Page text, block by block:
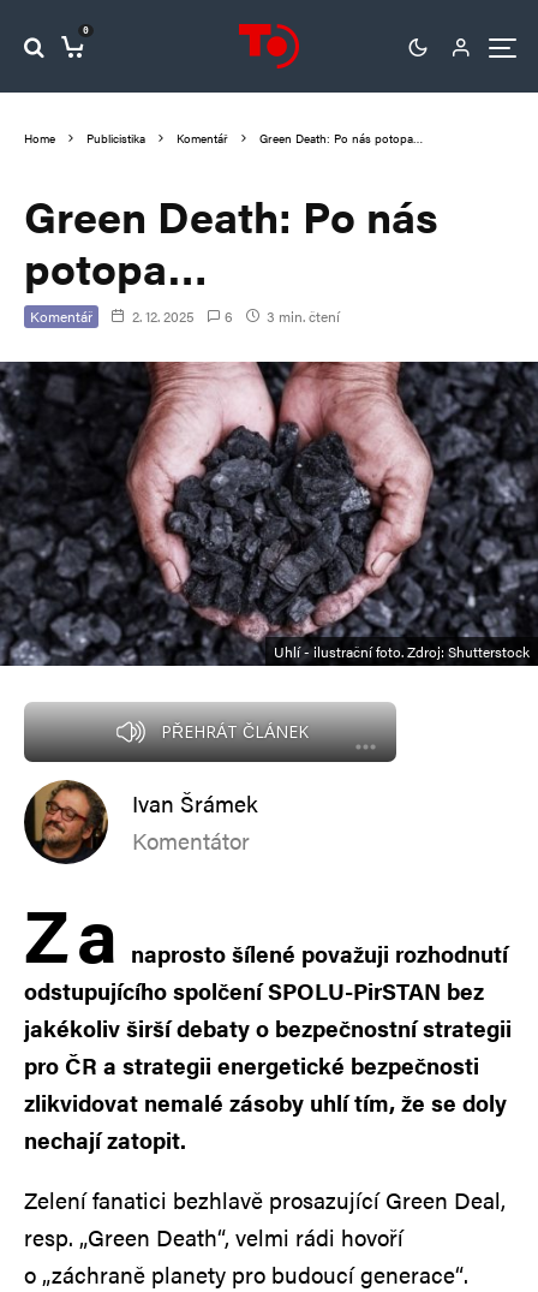
0
Home Publicistika Komentář Green Death: Po nás potopa…
Green Death: Po nás
potopa…
Komentář 2. 12. 2025 6 3 min. čtení
Uhlí - ilustrační foto. Zdroj: Shutterstock
PŘEHRÁT ČLÁNEK
Ivan Šrámek
Komentátor
Za naprosto šílené považuji rozhodnutí
odstupujícího spolčení SPOLU-PirSTAN bez
jakékoliv širší debaty o bezpečnostní strategii
pro ČR a strategii energetické bezpečnosti
zlikvidovat nemalé zásoby uhlí tím, že se doly
nechají zatopit.
Zelení fanatici bezhlavě prosazující Green Deal,
resp. „Green Death“, velmi rádi hovoří
o „záchraně planety pro budoucí generace“.